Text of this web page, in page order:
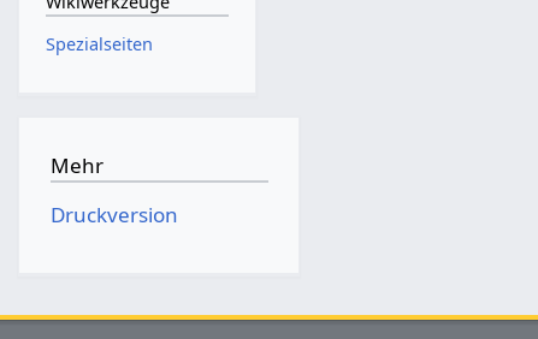
Spezialseiten
Mehr
Druckversion